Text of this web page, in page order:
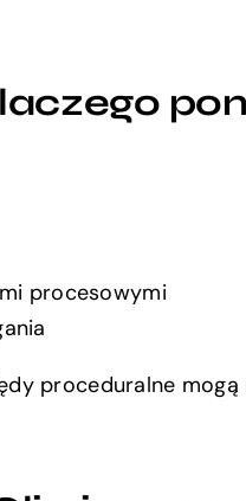
procesowymi
proceduralne